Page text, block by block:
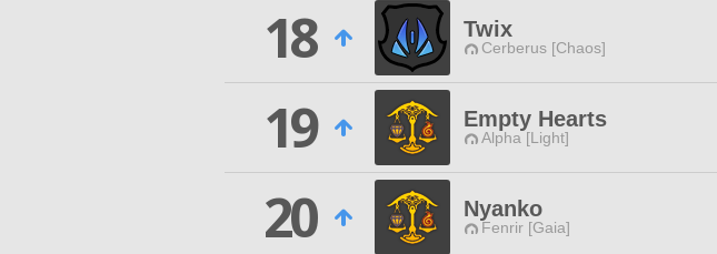
18
Twix
Cerberus [Chaos]
19
Empty Hearts
Alpha [Light]
20
Nyanko
Fenrir [Gaia]